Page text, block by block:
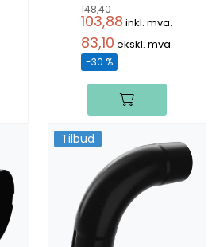
148,40
103,88 inkl. mva.
83,10 ekskl. mva.
-30 %
Tilbud